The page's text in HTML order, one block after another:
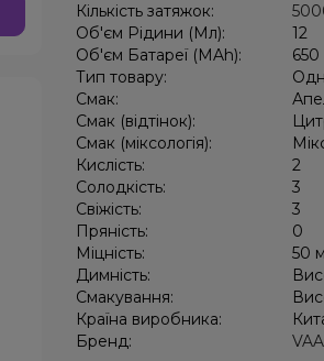
Кількість затяжок:
Об'єм Рідини (Мл):
12
Об'єм Батареї (MAh):
650
Тип товару:
Смак:
Смак (відтінок):
Смак (міксологія):
Кислість:
2
Солодкість:
3
Свіжість:
3
Пряність:
0
Міцність:
50
Димність:
Смакування:
Країна виробника:
Бренд: